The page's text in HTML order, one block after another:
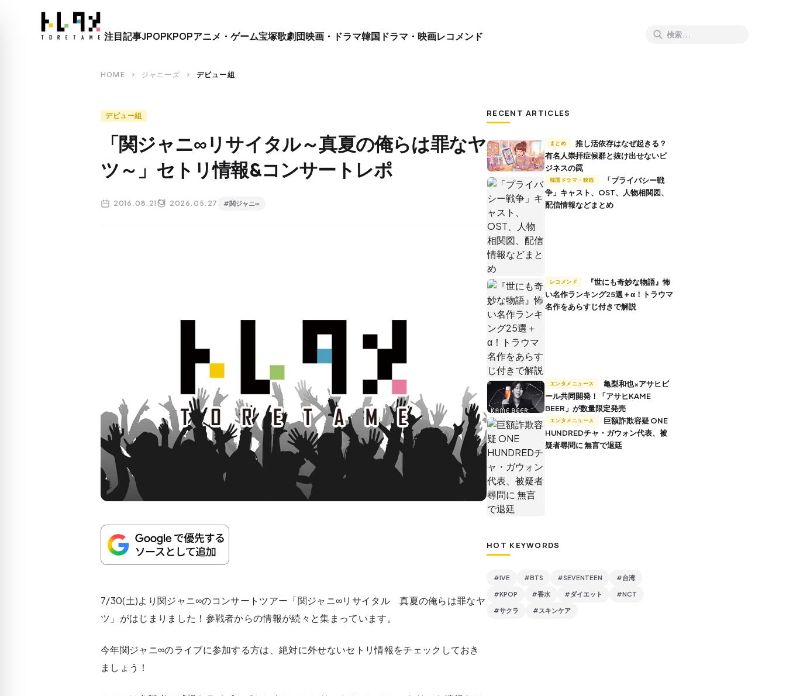
close
注目記事JPOPKPOPアニメ・ゲーム宝塚歌劇団映画・ドラマ韓国ドラマ・映画レコメンド
HOME chevron_right ジャニーズ chevron_right デビュー組
デビュー組
「関ジャニ∞リサイタル～真夏の俺らは罪なヤ
ツ～」セトリ情報&コンサートレポ
2016.08.21 2026.05.27 #関ジャニ∞
7/30(土)より関ジャニ∞のコンサートツアー「関ジャニ∞リサイタル 真夏の俺らは罪なヤ
ツ」がはじまりました！参戦者からの情報が続々と集まっています。
今年関ジャニ∞のライブに参加する方は、絶対に外せないセトリ情報をチェックしておき
ましょう！
RECENT ARTICLES
まとめ
推し活依存はなぜ起きる？
有名人崇拝症候群と抜け出せないビ
ジネスの罠
韓国ドラマ・映画
争」キャスト、OST、人物相関図、
配信情報などまとめ
レコメンド
い名作ランキング25選＋α！トラウマ
名作をあらすじ付きで解説
エンタメニュース
ール共同開発！「アサヒKAME
BEER」が数量限定発売
エンタメニュース
HUNDREDチャ・ガウォン代表、被
疑者尋問に 無言で退廷
HOT KEYWORDS
#IVE #BTS #SEVENTEEN #台湾
#KPOP #香水 #ダイエット #NCT
#サクラ #スキンケア